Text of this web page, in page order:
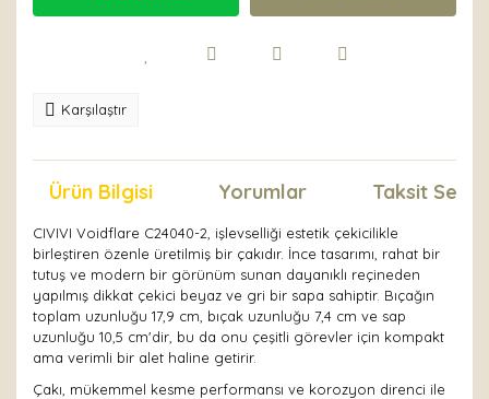
Karşılaştır
Ürün Bilgisi Yorumlar Taksit
CIVIVI Voidflare C24040-2, işlevselliği estetik çekicilikle
birleştiren özenle üretilmiş bir çakıdır. İnce tasarımı, rahat bir
tutuş ve modern bir görünüm sunan dayanıklı reçineden
yapılmış dikkat çekici beyaz ve gri bir sapa sahiptir. Bıçağın
toplam uzunluğu 17,9 cm, bıçak uzunluğu 7,4 cm ve sap
uzunluğu 10,5 cm'dir, bu da onu çeşitli görevler için kompakt
ama verimli bir alet haline getirir.
Çakı, mükemmel kesme performansı ve korozyon direnci ile